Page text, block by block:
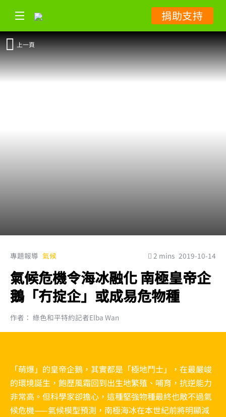
捐助支持
上一頁
專題報導 氣候 2 mins 2019-10-14
氣候危機令海冰融化 南極皇帝企
鵝「冇掟企」或成易危物種
作者： 綠色和平特約記者Elba Wan
「萌爆」的皇帝企鵝，其實都是「極地鬥士」，在最嚴峻
的環境誕生，飽歷風霜回到出生地繁殖、哺育，抗逆能力
非常高。但科學家卻擔心，這種堅強物種最終也敵不過氣
候危機——氣候模型預測，南極海冰在本世紀前將明顯減